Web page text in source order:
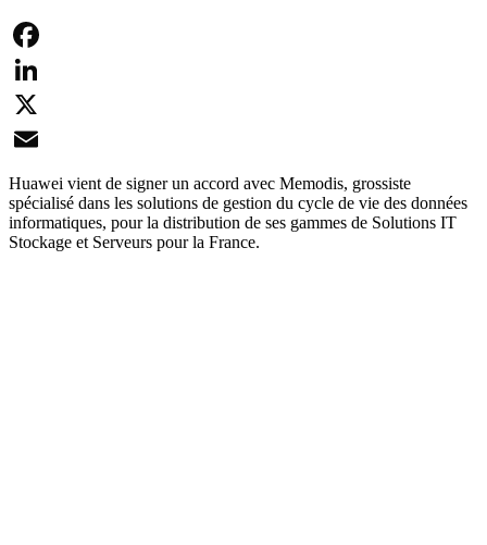
Facebook
LinkedIn
X
Email
Huawei vient de signer un accord avec Memodis, grossiste
spécialisé dans les solutions de gestion du cycle de vie des données
informatiques, pour la distribution de ses gammes de Solutions IT
Stockage et Serveurs pour la France.